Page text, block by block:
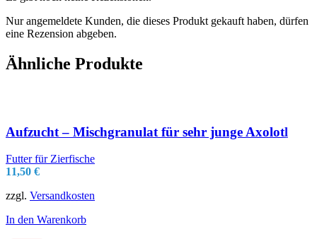
Nur angemeldete Kunden, die dieses Produkt gekauft haben, dürfen
eine Rezension abgeben.
Ähnliche Produkte
Aufzucht – Mischgranulat für sehr junge Axolotl
Futter für Zierfische
11,50 €
zzgl. Versandkosten
In den Warenkorb